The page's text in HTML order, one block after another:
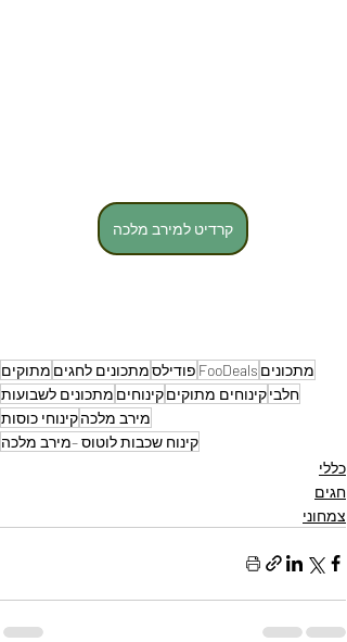
קרדיט למירב מלכה
מתכונים FooDeals פודילסמתכונים לחגים מתוקים
חלביקינוחים מתוקיםקינוחים מתכונים לשבועות
מירב מלכהקינוחי כוסות
קינוח שכבות לוטוס –מירב מלכה
כללי
חגים
צמחוני